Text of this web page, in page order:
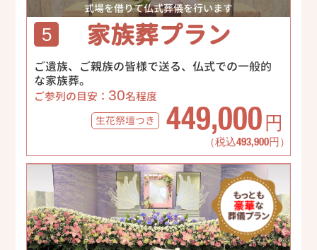
式場を借りて仏式葬儀を行います
5 家族葬プラン
ご遺族、ご親族の皆様で送る、仏式での一般的
な家族葬。
ご参列の目安： 30名程度
生花祭壇つき 449,000 円
（税込493,900円）